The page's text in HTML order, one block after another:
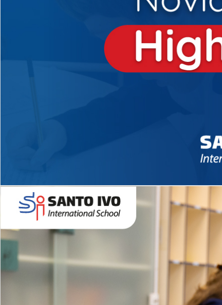
Novidades 2026 High School
EDUCAÇÃO INFANTIL
Inglês todos os dias